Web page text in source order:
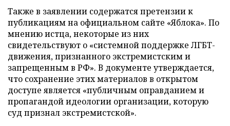
Также в заявлении содержатся претензии к
публикациям на официальном сайте «Яблока». По
мнению истца, некоторые из них
свидетельствуют о «системной поддержке ЛГБТ-
движения, признанного экстремистским и
запрещенным в РФ». В документе утверждается,
что сохранение этих материалов в открытом
доступе является «публичным оправданием и
пропагандой идеологии организации, которую
суд признал экстремистской».